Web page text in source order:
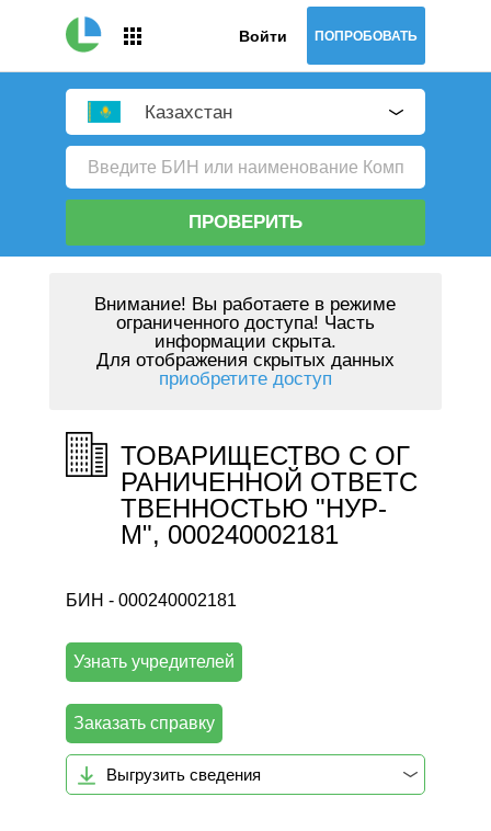
Войти ПОПРОБОВАТЬ
Казахстан
ПРОВЕРИТЬ
Внимание! Вы работаете в режиме
ограниченного доступа! Часть
информации скрыта.
Для отображения скрытых данных
приобретите доступ
ТОВАРИЩЕСТВО С ОГ
РАНИЧЕННОЙ ОТВЕТС
ТВЕННОСТЬЮ "НУР-
М", 000240002181
БИН - 000240002181
Узнать учредителей
Заказать справку
Выгрузить сведения